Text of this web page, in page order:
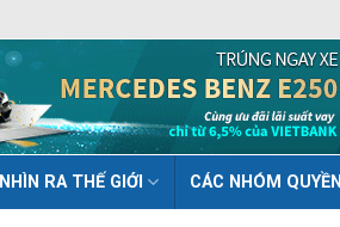
NHÌN RA THẾ GIỚI CÁC NHÓM QUYỀN